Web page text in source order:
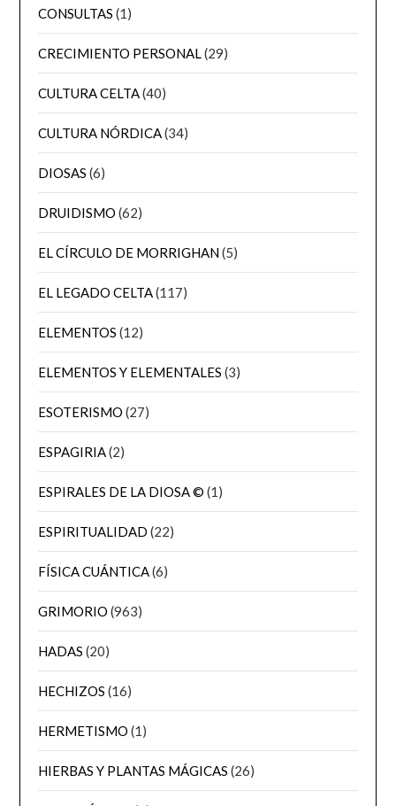
CONSULTAS (1)
CRECIMIENTO PERSONAL(29)
CULTURA CELTA(40)
CULTURA NÓRDICA(34)
DIOSAS (6)
DRUIDISMO (62)
EL CÍRCULO DE MORRIGHAN(5)
EL LEGADO CELTA(117)
ELEMENTOS (12)
ELEMENTOS Y ELEMENTALES (3)
ESOTERISMO (27)
ESPAGIRIA(2)
ESPIRALES DE LA DIOSA © (1)
ESPIRITUALIDAD (22)
FÍSICA CUÁNTICA(6)
GRIMORIO (963)
HADAS (20)
HECHIZOS (16)
HERMETISMO (1)
HIERBAS Y PLANTAS MÁGICAS (26)